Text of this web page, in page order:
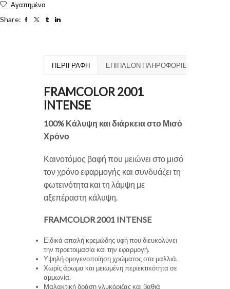
Αγαπημένο
Share:
ΠΕΡΙΓΡΑΦΉ ΕΠΙΠΛΈΟΝ ΠΛΗΡΟΦΟΡΊΕΣ
FRAMCOLOR 2001
INTENSE
100% Κάλυψη και διάρκεια στο Μισό
Χρόνο
Καινοτόμος βαφή που μειώνει στο μισό
τον χρόνο εφαρμογής και συνδυάζει τη
φωτεινότητα και τη λάμψη με
αξεπέραστη κάλυψη.
FRAMCOLOR 2001 INTENSE
Ειδικά απαλή κρεμώδης υφή που διευκολύνει
την προετοιμασία και την εφαρμογή.
Υψηλή ομογενοποίηση χρώματος στα μαλλιά.
Χωρίς άρωμα και μειωμένη περιεκτικότητα σε
αμμωνία.
Μαλακτική δράση γλυκόριζας και βαθιά